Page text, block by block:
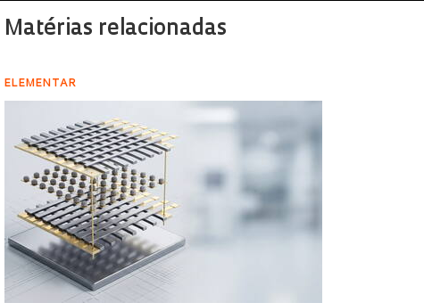
Matérias relacionadas
ELEMENTAR